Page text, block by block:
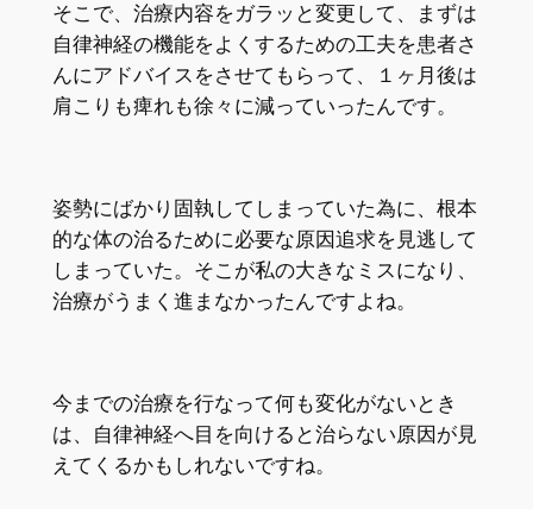
そこで、治療内容をガラッと変更して、まずは
自律神経の機能をよくするための工夫を患者さ
んにアドバイスをさせてもらって、１ヶ月後は
肩こりも痺れも徐々に減っていったんです。
姿勢にばかり固執してしまっていた為に、根本
的な体の治るために必要な原因追求を見逃して
しまっていた。そこが私の大きなミスになり、
治療がうまく進まなかったんですよね。
今までの治療を行なって何も変化がないとき
は、自律神経へ目を向けると治らない原因が見
えてくるかもしれないですね。